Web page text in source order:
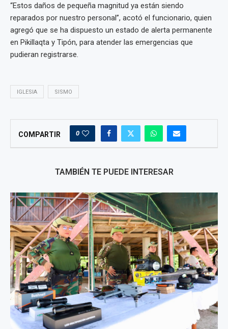
“Estos daños de pequeña magnitud ya están siendo
reparados por nuestro personal”, acotó el funcionario, quien
agregó que se ha dispuesto un estado de alerta permanente
en Pikillaqta y Tipón, para atender las emergencias que
pudieran registrarse.
IGLESIA SISMO
COMPARTIR 0
TAMBIÉN TE PUEDE INTERESAR